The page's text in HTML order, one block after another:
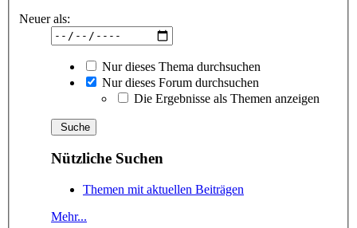
Neuer als:
Nur dieses Thema durchsuchen
Nur dieses Forum durchsuchen
Die Ergebnisse als Themen anzeigen
Nützliche Suchen
Themen mit aktuellen Beiträgen
Mehr...